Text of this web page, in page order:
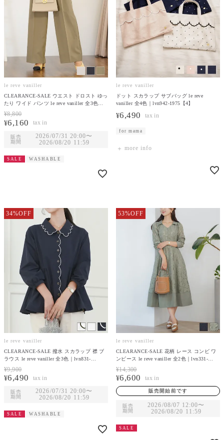
le reve vaniller
CLEARANCE-SALE ウエスト ドロスト ゆっ
たり ワイド パンツ le reve vaniller 全3色｜
lvn781-2114【1】
¥8,800
¥6,160
販売
期間
2026/07/31 20:00〜
2026/08/20 11:59
SALE WASHABLE
le reve vaniller
ドット スカラップ サブバッグ le reve
vaniller 全4色｜lvn942-1975【4】
¥6,490
for mama
more info
34%OFF
le reve vaniller
CLEARANCE-SALE 撥水 スカラップ 襟 ブ
ラウス le reve vaniller 全3色｜lvn831-
2100【1】
¥9,900
¥6,490
販売
期間
2026/07/31 20:00〜
2026/08/20 11:59
SALE WASHABLE
53%OFF
le reve vaniller
CLEARANCE-SALE 花柄 レース コンビ ワ
ンピース le reve vaniller 全2色｜lvn331-
2132【1】
¥14,300
¥6,600
販売開始前です
販売
期間
2026/08/07 12:00〜
2026/08/20 11:59
SALE